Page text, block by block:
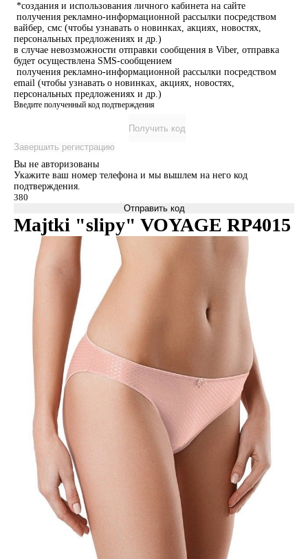
*создания и использования личного кабинета на сайте
получения рекламно-информационной рассылки посредством
вайбер, смс (чтобы узнавать о новинках, акциях, новостях,
персональных предложениях и др.)
в случае невозможности отправки сообщения в Viber, отправка
будет осуществлена SMS-сообщением
получения рекламно-информационной рассылки посредством
email (чтобы узнавать о новинках, акциях, новостях,
персональных предложениях и др.)
Введите полученный код подтверждения
Получить код
Завершить регистрацию
Вы не авторизованы
Укажите ваш номер телефона и мы вышлем на него код
подтверждения.
Отправить код
Majtki "slipy" VOYAGE RP4015